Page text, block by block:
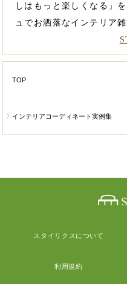
しはもっと楽しくなる」
ュでお洒落なインテリア
TOP
インテリアコーディネート実例集
スタイリクスについて
利用規約